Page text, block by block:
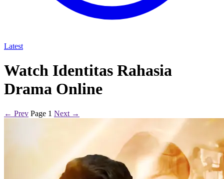
Latest
Watch Identitas Rahasia
Drama Online
← Prev Page 1 Next →